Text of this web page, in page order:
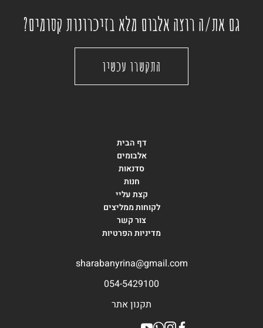
גם את/ה רוצה אלבום מלא בזיכרונות קסומים?
התקשרו עכשיו
דף הבית
אלבומים
סדנאות
חנות
קצת עליי
לקוחות ממליצים
צור קשר
מדיניות הפרטיות
sharabanyrina@gmail.com
054-5429100
תקנון אתר